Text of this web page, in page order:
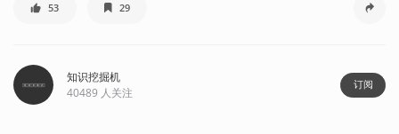
53 29
知识挖掘机
40489 人关注
订阅